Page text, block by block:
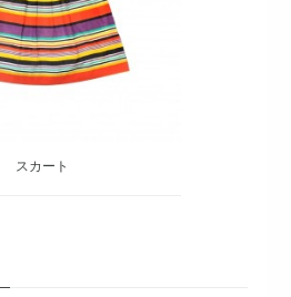
スカート